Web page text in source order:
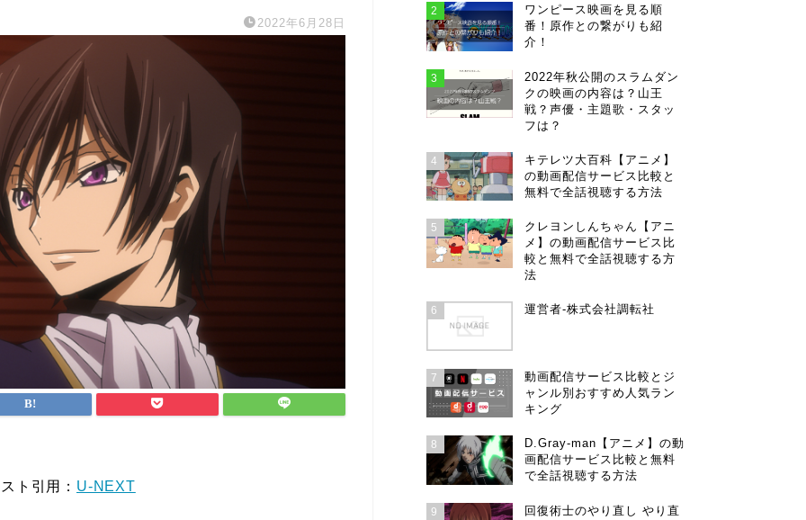
2022年6月28日
ト引用： U-NEXT
2
ワンピース映画を見る順
番！原作との繋がりも紹
介！
3
2022年秋公開のスラムダン
クの映画の内容は？山王
戦？声優・主題歌・スタッ
フは？
4
キテレツ大百科【アニメ】
の動画配信サービス比較と
無料で全話視聴する方法
5
クレヨンしんちゃん【アニ
メ】の動画配信サービス比
較と無料で全話視聴する方
法
6 運営者-株式会社調転社
7
動画配信サービス比較とジ
ャンル別おすすめ人気ラン
キング
8
D.Gray-man【アニメ】の動
画配信サービス比較と無料
で全話視聴する方法
9
回復術士のやり直し やり直